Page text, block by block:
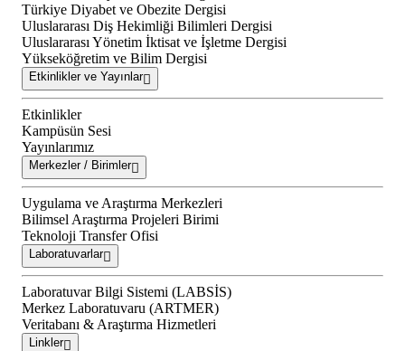
Türkiye Diyabet ve Obezite Dergisi
Uluslararası Diş Hekimliği Bilimleri Dergisi
Uluslararası Yönetim İktisat ve İşletme Dergisi
Yükseköğretim ve Bilim Dergisi
Etkinlikler ve Yayınlar
Etkinlikler
Kampüsün Sesi
Yayınlarımız
Merkezler / Birimler
Uygulama ve Araştırma Merkezleri
Bilimsel Araştırma Projeleri Birimi
Teknoloji Transfer Ofisi
Laboratuvarlar
Laboratuvar Bilgi Sistemi (LABSİS)
Merkez Laboratuvaru (ARTMER)
Veritabanı & Araştırma Hizmetleri
Linkler